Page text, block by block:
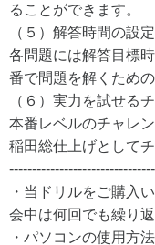
ることができます。
（５）解答時間の設定
各問題には解答目標
番で問題を解くため
（６）実力を試せる
本番レベルのチャレ
稲田総仕上げとして
・当ドリルをご購入
会中は何回でも繰り
・パソコンの使用方